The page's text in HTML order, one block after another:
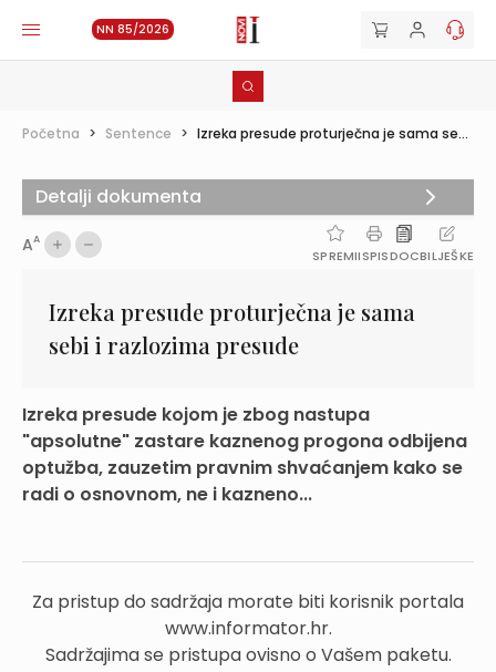
NN 85/2026
Početna > Sentence > Izreka presude proturječna je sama se...
AA
SPREMIISPISDOCBILJEŠKE
Izreka presude proturječna je sama
sebi i razlozima presude
Izreka presude kojom je zbog nastupa
"apsolutne" zastare kaznenog progona odbijena
optužba, zauzetim pravnim shvaćanjem kako se
radi o osnovnom, ne i kazneno...
Za pristup do sadržaja morate biti korisnik portala
www.informator.hr.
Sadržajima se pristupa ovisno o Vašem paketu.
Detalji dokumenta